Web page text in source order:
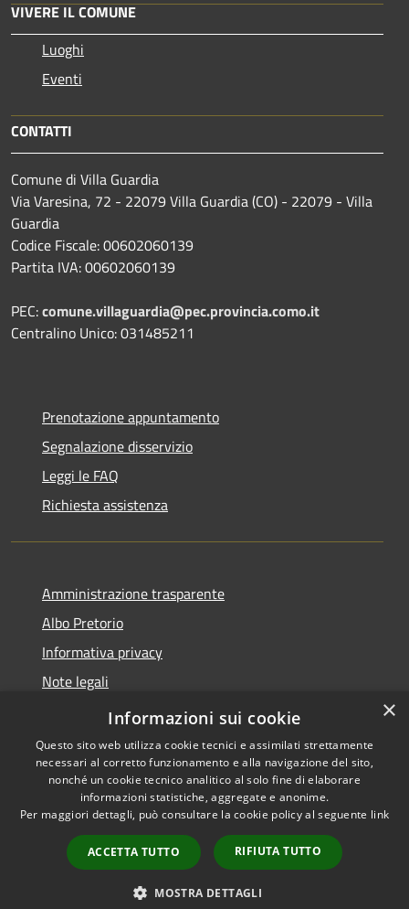
VIVERE IL COMUNE
Luoghi
Eventi
CONTATTI
Comune di Villa Guardia
Via Varesina, 72 - 22079 Villa Guardia (CO) - 22079 - Villa
Guardia
Codice Fiscale: 00602060139
Partita IVA: 00602060139
PEC:comune.villaguardia@pec.provincia.como.it
Centralino Unico: 031485211
Prenotazione appuntamento
Segnalazione disservizio
Leggi le FAQ
Richiesta assistenza
Amministrazione trasparente
Albo Pretorio
Informativa privacy
Note legali
Dichiarazione di accessibilità
Accessibilità
Copyright © 2026 • Comune di
Villa Guardia • Powered by
Municipium•
Accesso
redazione
×
Informazioni sui cookie
Questo sito web utilizza cookie tecnici e assimilati strettamente
necessari al corretto funzionamento e alla navigazione del sito,
nonché un cookie tecnico analitico al solo fine di elaborare
informazioni statistiche, aggregate e anonime.
Per maggiori dettagli, può consultare la cookie policy al seguente link
ACCETTA TUTTO RIFIUTA TUTTO
MOSTRA DETTAGLI